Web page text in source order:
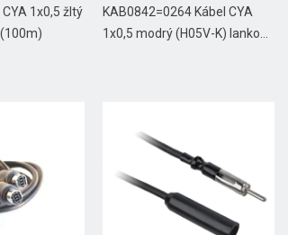
1x0,5 žltý
KAB0842=0264 Kábel CYA
1x0,5 modrý (H05V-K) lanko...